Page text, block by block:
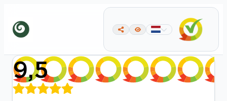
9,5